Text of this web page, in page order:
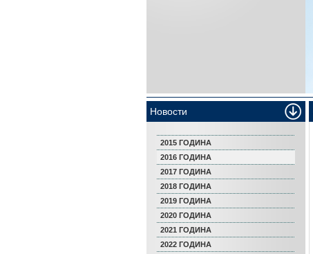
Новости
2015 ГОДИНА
2016 ГОДИНА
2017 ГОДИНА
2018 ГОДИНА
2019 ГОДИНА
2020 ГОДИНА
2021 ГОДИНА
2022 ГОДИНА